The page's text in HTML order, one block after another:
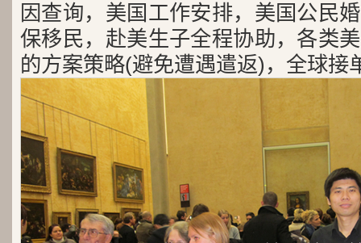
因查询，美国工作安排，美国公民
保移民，赴美生子全程协助，各类
的方案策略(避免遭遇遣返)，全球接